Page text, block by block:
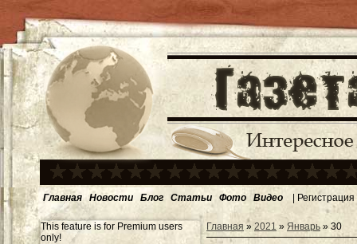
Главная Новости Блог Статьи Фото Видео | Регистрация
This feature is for Premium users
only!
Главная » 2021 » Январь » 30